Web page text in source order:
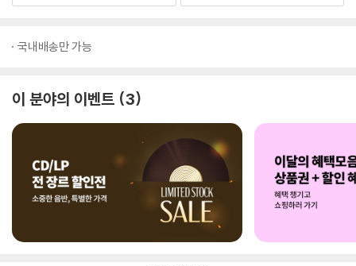
국내배송만 가능
이 분야의 이벤트 3